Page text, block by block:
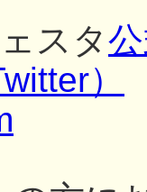
スタ
）